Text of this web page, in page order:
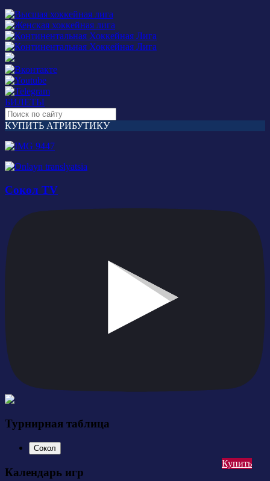
БИЛЕТЫ
КУПИТЬ АТРИБУТИКУ
Купить
Сокол TV
Турнирная таблица
Сокол
Календарь игр